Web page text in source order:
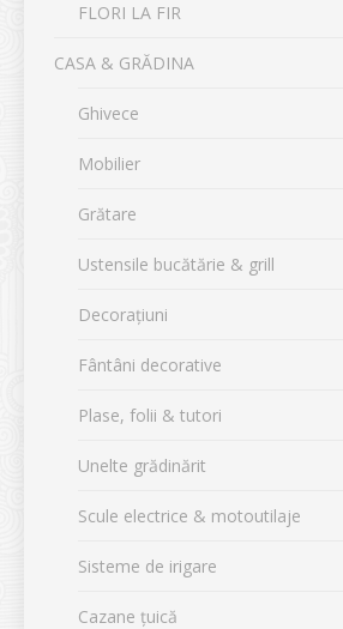
FLORI LA FIR
CASA & GRĂDINA
Ghivece
Mobilier
Grătare
Ustensile bucătărie & grill
Decorațiuni
Fântâni decorative
Plase, folii & tutori
Unelte grădinărit
Scule electrice & motoutilaje
Sisteme de irigare
Cazane țuică